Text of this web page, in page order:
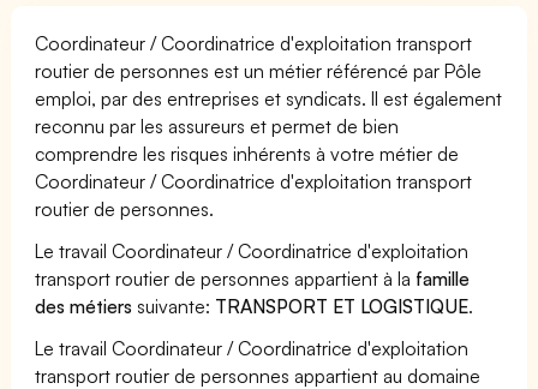
Coordinateur / Coordinatrice d'exploitation transport
routier de personnes est un métier référencé par Pôle
emploi, par des entreprises et syndicats. Il est également
reconnu par les assureurs et permet de bien
comprendre les risques inhérents à votre métier de
Coordinateur / Coordinatrice d'exploitation transport
routier de personnes.
Le travail Coordinateur / Coordinatrice d'exploitation
transport routier de personnes appartient à la famille
des métiers suivante: TRANSPORT ET LOGISTIQUE.
Le travail Coordinateur / Coordinatrice d'exploitation
transport routier de personnes appartient au domaine